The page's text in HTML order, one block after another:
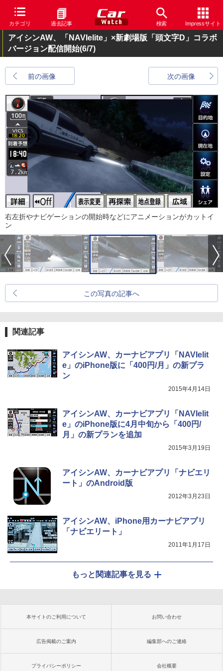
カテゴリ 過去記事 検索 Impressサイト
アイシンAW、「NAVIelite」×新劇場版「頭文字D」コラボ
バージョン配信開始(6/7)
前の画像 次の画像
右左折やナビゲーションの開始時などにアニメーションがカットイ
ン
この写真の記事へ
関連記事
アイシンAW、カーナビアプリ「NAVIelit
e」のiPhone版に「400円/月」の新プラ
ン
2015年4月14日
アイシンAW、カーナビアプリ「NAVIelit
e」のiPhone版に4月中旬から「400円/
月」の新プランを追加
2015年3月19日
アイシンAW、カーナビアプリ「ナビエリ
ート」のAndroid版
2012年3月23日
アイシンAW、iPhone用カーナビアプリ
「ナビエリート」
2011年1月17日
もっと関連記事を見る
本サイトのご利用について お問い合わせ
広告掲載のご案内 編集部へのご連絡
プライバシーポリシー 会社概要